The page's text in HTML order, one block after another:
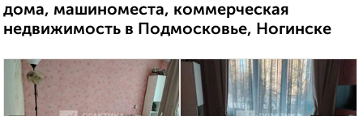
дома, машиноместа, коммерческая
недвижимость в Подмосковье, Ногинске